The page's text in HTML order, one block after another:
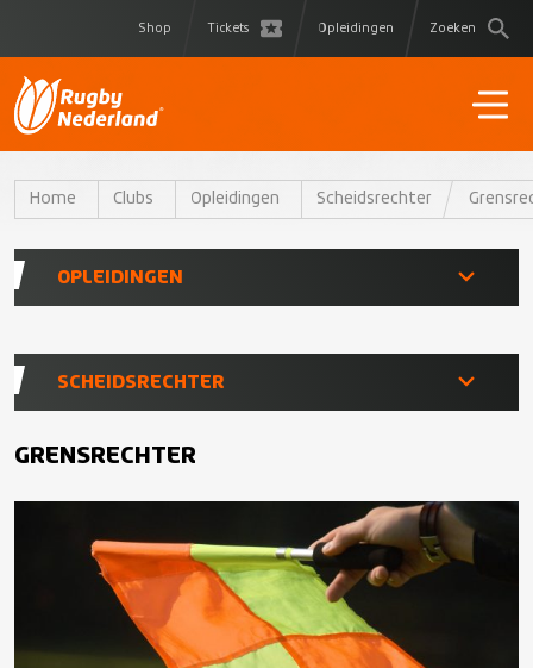
Shop Tickets Opleidingen Zoeken
Home Clubs Opleidingen Scheidsrechter
OPLEIDINGEN
Coach
Player welfare
Kracht & Conditie
SCHEIDSRECHTER
TBM Scheidsrechter
World Rugby Scheidsrechter 2
World Rugby Scheidsrechter 3
GRENSRECHTER